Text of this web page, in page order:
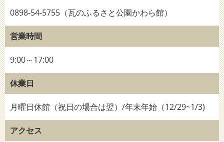
0898-54-5755（瓦のふるさと公園かわら館）
営業時間
9:00～17:00
休業日
月曜日休館（祝日の場合は翌）/年末年始（12/29~1/3)
アクセス